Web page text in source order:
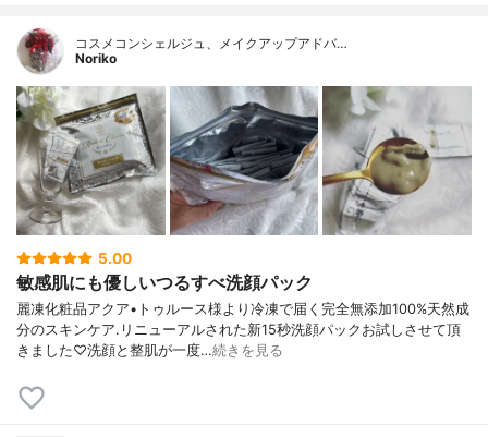
コスメコンシェルジュ、メイクアップアドバ…
Noriko
5.00
敏感肌にも優しいつるすべ洗顔パック
麗凍化粧品アクア•トゥルース様より冷凍で届く完全無添加100%天然成
分のスキンケア.リニューアルされた新15秒洗顔パックお試しさせて頂
きました♡洗顔と整肌が一度…続きを見る